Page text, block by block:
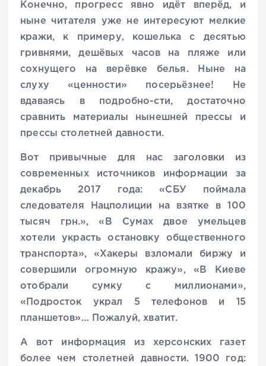
Конечно, прогресс явно идёт вперёд, и
ныне читателя уже не интересуют мелкие
кражи, к примеру, кошелька с десятью
гривнями, дешёвых часов на пляже или
сохнущего на верёвке белья. Ныне на
слуху «ценности» посерьёзнее! Не
вдаваясь в подробно-сти, достаточно
сравнить материалы нынешней прессы и
прессы столетней давности.
Вот привычные для нас заголовки из
современных источников информации за
декабрь 2017 года: «СБУ поймала
следователя Нацполиции на взятке в 100
тысяч грн.», «В Сумах двое умельцев
хотели украсть остановку общественного
транспорта», «Хакеры взломали биржу и
совершили огромную кражу», «В Киеве
отобрали сумку с миллионами»,
«Подросток украл 5 телефонов и 15
планшетов»… Пожалуй, хватит.
А вот информация из херсонских газет
более чем столетней давности. 1900 год: